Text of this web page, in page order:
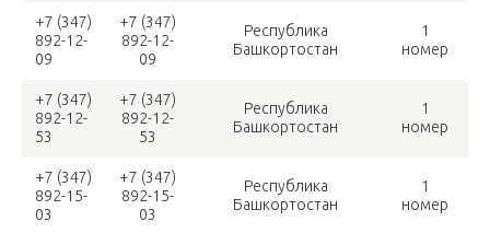
+7 (347)
892-12-
09
+7 (347)
892-12-
09
Республика
Башкортостан
1
номер
+7 (347)
892-12-
53
+7 (347)
892-12-
53
Республика
Башкортостан
1
номер
+7 (347)
892-15-
03
+7 (347)
892-15-
03
Республика
Башкортостан
1
номер